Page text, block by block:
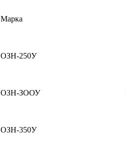
Марка
ОЗН-250У
ОЗН-ЗООУ
ОЗН-350У